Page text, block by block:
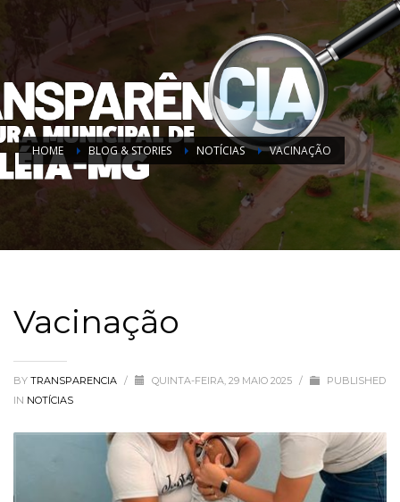
HOME BLOG & STORIES NOTÍCIAS VACINAÇÃO
Vacinação
BY TRANSPARENCIA / QUINTA-FEIRA, 29 MAIO 2025 /
PUBLISHED
IN NOTÍCIAS